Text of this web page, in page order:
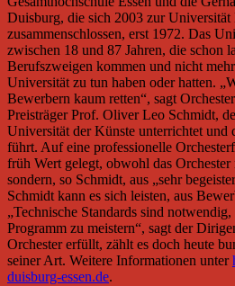
Duisburg, die sich 2003 zur Universität
zusammenschlossen, erst 1972. Das
zwischen 18 und 87 Jahren, die schon
Berufszweigen kommen und nicht
Universität zu tun haben oder hatten.
Bewerbern kaum retten“, sagt
Preisträger Prof. Oliver Leo Schmidt,
Universität der Künste unterrichtet und
führt. Auf eine professionelle
früh Wert gelegt, obwohl das
sondern, so Schmidt, aus „sehr
Schmidt kann es sich leisten, aus
„Technische Standards sind
Programm zu meistern“, sagt der
Orchester erfüllt, zählt es doch heute
seiner Art. Weitere Informationen unter
duisburg-essen.de.